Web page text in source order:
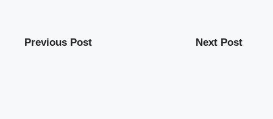
Previous Post Next Post